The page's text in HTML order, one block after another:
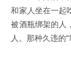
和家人坐在一起
被酒瓶绑架的人
人。那种久违的